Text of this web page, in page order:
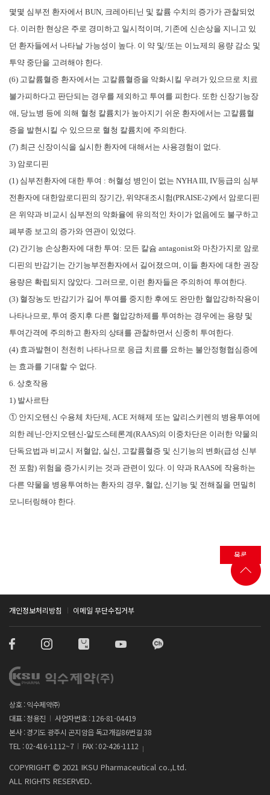
몇몇 심부전 환자에서 BUN, 크레아티닌 및 칼륨 수치의 증가가 관찰되었
다. 이러한 현상은 주로 경미하고 일시적이며, 기존에 신손상을 지니고 있
던 환자들에서 나타날 가능성이 높다. 이 약 및/또는 이뇨제의 용량 감소 및
투약 중단을 고려해야 한다.
(6) 고칼륨혈증 환자에서는 고칼륨혈증을 악화시킬 우려가 있으므로 치료
불가피하다고 판단되는 경우를 제외하고 투여를 피한다. 또한 신장기능장
애, 당뇨병 등에 의해 혈청 칼륨치가 높아지기 쉬운 환자에서는 고칼륨혈
증을 발현시킬 수 있으므로 혈청 칼륨치에 주의한다.
(7) 최근 신장이식을 실시한 환자에 대해서는 사용경험이 없다.
3) 암로디핀
(1) 심부전환자에 대한 투여 : 허혈성 병인이 없는 NYHA III, IV등급의 심부
전환자에 대한암로디핀의 장기간, 위약대조시험(PRAISE-2)에서 암로디핀
은 위약과 비교시 심부전의 악화율에 유의적인 차이가 없음에도 불구하고
폐부종 보고의 증가와 연관이 있었다.
(2) 간기능 손상환자에 대한 투여: 모든 칼슘 antagonist와 마찬가지로 암로
디핀의 반감기는 간기능부전환자에서 길어졌으며, 이들 환자에 대한 권장
용량은 확립되지 않았다. 그러므로, 이런 환자들은 주의하여 투여한다.
(3) 혈장농도 반감기가 길어 투여를 중지한 후에도 완만한 혈압강하작용이
나타나므로, 투여 중지후 다른 혈압강하제를 투여하는 경우에는 용량 및
투여간격에 주의하고 환자의 상태를 관찰하면서 신중히 투여한다.
(4) 효과발현이 천천히 나타나므로 응급 치료를 요하는 불안정형협심증에
는 효과를 기대할 수 없다.
6. 상호작용
1) 발사르탄
① 안지오텐신 수용체 차단제, ACE 저해제 또는 알리스키렌의 병용투여에
의한 레닌-안지오텐신-알도스테론계(RAAS)의 이중차단은 이러한 약물의
단독요법과 비교시 저혈압, 실신, 고칼륨혈증 및 신기능의 변화(급성 신부
전 포함) 위험을 증가시키는 것과 관련이 있다. 이 약과 RAAS에 작용하는
다른 약물을 병용투여하는 환자의 경우, 혈압, 신기능 및 전해질을 면밀히
모니터링해야 한다.
목록
개인정보처리방침 이메일 무단수집거부
상호 : 익수제약㈜
대표 : 정용진
사업자번호 : 126-81-04419
본사 : 경기도 광주시 곤지암읍 독고개길86번길 38
TEL : 02-416-1112~7
FAX : 02-426-1112
COPYRIGHT
2021 IKSU Pharmaceutical co.,Ltd.
ALL RIGHTS RESERVED.